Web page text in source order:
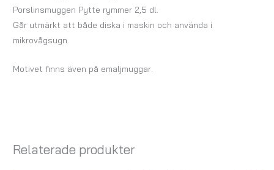
Porslinsmuggen Pytte rymmer 2,5 dl.
Går utmärkt att både diska i maskin och använda i
mikrovågsugn.
Motivet finns även på emaljmuggar.
Relaterade produkter